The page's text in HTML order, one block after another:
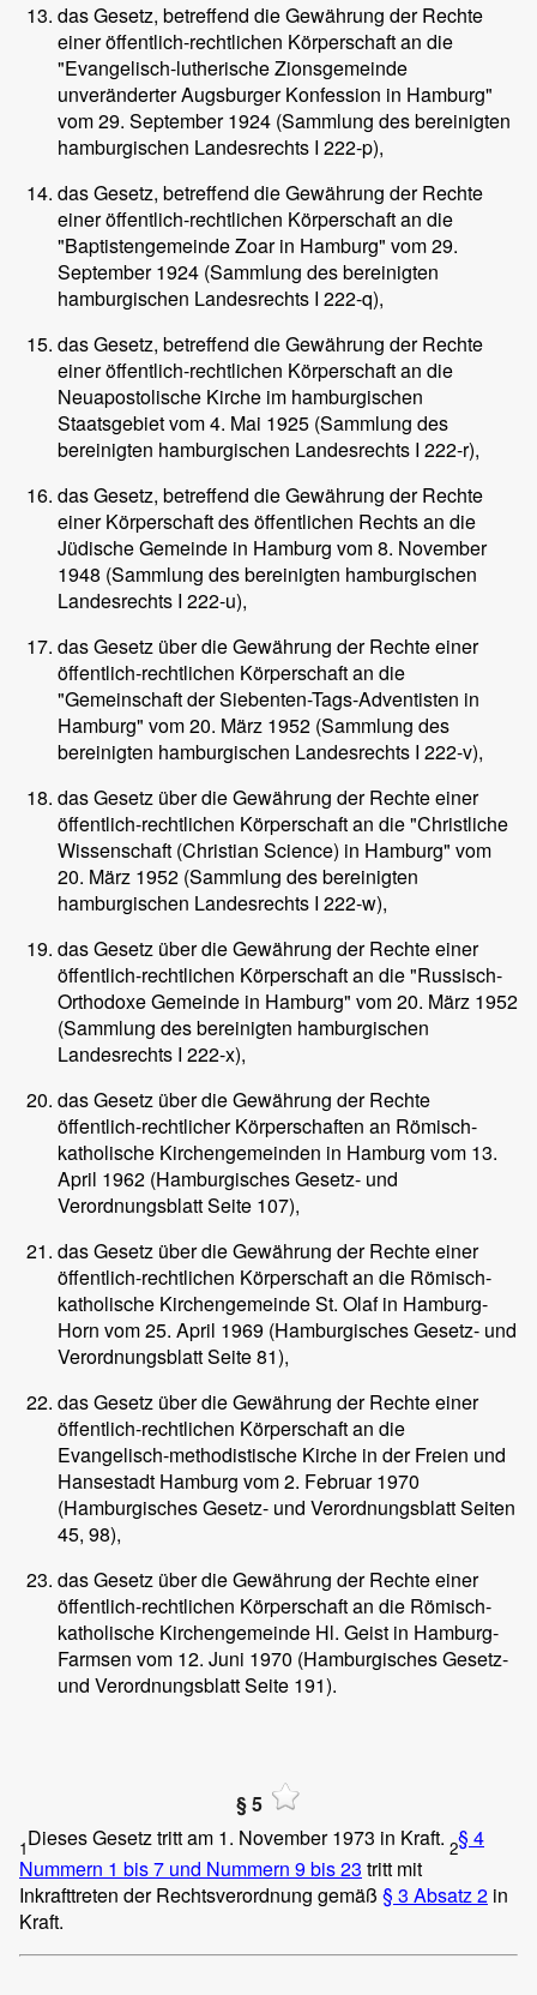
das Gesetz, betreffend die Gewährung der Rechte
einer öffentlich-rechtlichen Körperschaft an die
"Evangelisch-lutherische Zionsgemeinde
unveränderter Augsburger Konfession in Hamburg"
vom 29. September 1924 (Sammlung des bereinigten
hamburgischen Landesrechts I 222-p),
das Gesetz, betreffend die Gewährung der Rechte
einer öffentlich-rechtlichen Körperschaft an die
"Baptistengemeinde Zoar in Hamburg" vom 29.
September 1924 (Sammlung des bereinigten
hamburgischen Landesrechts I 222-q),
das Gesetz, betreffend die Gewährung der Rechte
einer öffentlich-rechtlichen Körperschaft an die
Neuapostolische Kirche im hamburgischen
Staatsgebiet vom 4. Mai 1925 (Sammlung des
bereinigten hamburgischen Landesrechts I 222-r),
das Gesetz, betreffend die Gewährung der Rechte
einer Körperschaft des öffentlichen Rechts an die
Jüdische Gemeinde in Hamburg vom 8. November
1948 (Sammlung des bereinigten hamburgischen
Landesrechts I 222-u),
das Gesetz über die Gewährung der Rechte einer
öffentlich-rechtlichen Körperschaft an die
"Gemeinschaft der Siebenten-Tags-Adventisten in
Hamburg" vom 20. März 1952 (Sammlung des
bereinigten hamburgischen Landesrechts I 222-v),
das Gesetz über die Gewährung der Rechte einer
öffentlich-rechtlichen Körperschaft an die "Christliche
Wissenschaft (Christian Science) in Hamburg" vom
20. März 1952 (Sammlung des bereinigten
hamburgischen Landesrechts I 222-w),
das Gesetz über die Gewährung der Rechte einer
öffentlich-rechtlichen Körperschaft an die "Russisch-
Orthodoxe Gemeinde in Hamburg" vom 20. März 1952
(Sammlung des bereinigten hamburgischen
Landesrechts I 222-x),
das Gesetz über die Gewährung der Rechte
öffentlich-rechtlicher Körperschaften an Römisch-
katholische Kirchengemeinden in Hamburg vom 13.
April 1962 (Hamburgisches Gesetz- und
Verordnungsblatt Seite 107),
das Gesetz über die Gewährung der Rechte einer
öffentlich-rechtlichen Körperschaft an die Römisch-
katholische Kirchengemeinde St. Olaf in Hamburg-
Horn vom 25. April 1969 (Hamburgisches Gesetz- und
Verordnungsblatt Seite 81),
das Gesetz über die Gewährung der Rechte einer
öffentlich-rechtlichen Körperschaft an die
Evangelisch-methodistische Kirche in der Freien und
Hansestadt Hamburg vom 2. Februar 1970
(Hamburgisches Gesetz- und Verordnungsblatt Seiten
45, 98),
das Gesetz über die Gewährung der Rechte einer
öffentlich-rechtlichen Körperschaft an die Römisch-
katholische Kirchengemeinde Hl. Geist in Hamburg-
Farmsen vom 12. Juni 1970 (Hamburgisches Gesetz-
und Verordnungsblatt Seite 191).
§ 5
1Dieses Gesetz tritt am 1. November 1973 in Kraft. 2§ 4
Nummern 1 bis 7 und Nummern 9 bis 23 tritt mit
Inkrafttreten der Rechtsverordnung gemäß § 3 Absatz 2 in
Kraft.